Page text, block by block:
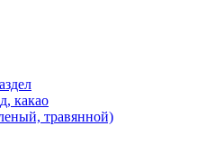
какао
травянной)